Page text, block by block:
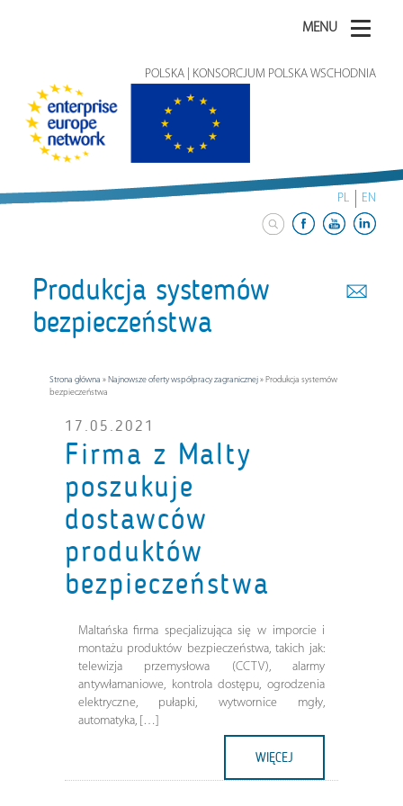
MENU
POLSKA | KONSORCJUM POLSKA WSCHODNIA
PL EN
Produkcja systemów
bezpieczeństwa
Strona główna » Najnowsze oferty współpracy zagranicznej» Produkcja systemów
bezpieczeństwa
17.05.2021
Firma z Malty
poszukuje
dostawców
produktów
bezpieczeństwa
Maltańska firma specjalizująca się w imporcie i
montażu produktów bezpieczeństwa, takich jak:
telewizja przemysłowa (CCTV), alarmy
antywłamaniowe, kontrola dostępu, ogrodzenia
elektryczne, pułapki, wytwornice mgły,
automatyka, […]
WIĘCEJ